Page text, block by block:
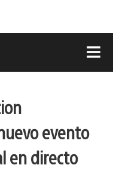
evento
en directo